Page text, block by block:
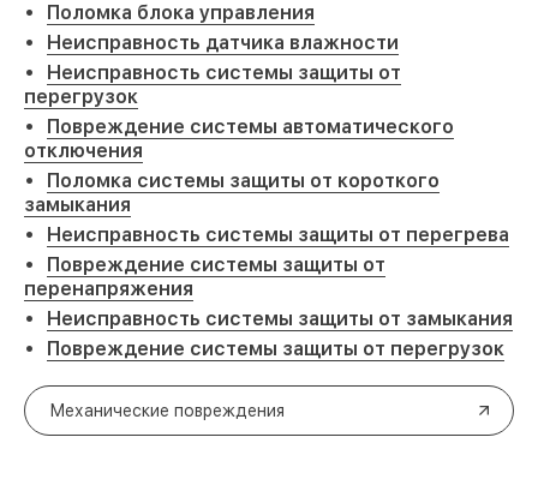
Поломка блока управления
Неисправность датчика влажности
Неисправность системы защиты от
перегрузок
Повреждение системы автоматического
отключения
Поломка системы защиты от короткого
замыкания
Неисправность системы защиты от перегрева
Повреждение системы защиты от
перенапряжения
Неисправность системы защиты от замыкания
Повреждение системы защиты от перегрузок
Механические повреждения